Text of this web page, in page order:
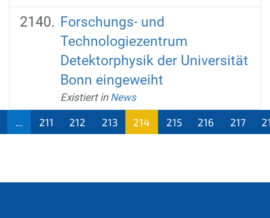
Forschungs- und
Technologiezentrum
Detektorphysik der Universität
Bonn eingeweiht
Existiert in News
211 212 213
214
215 216 217